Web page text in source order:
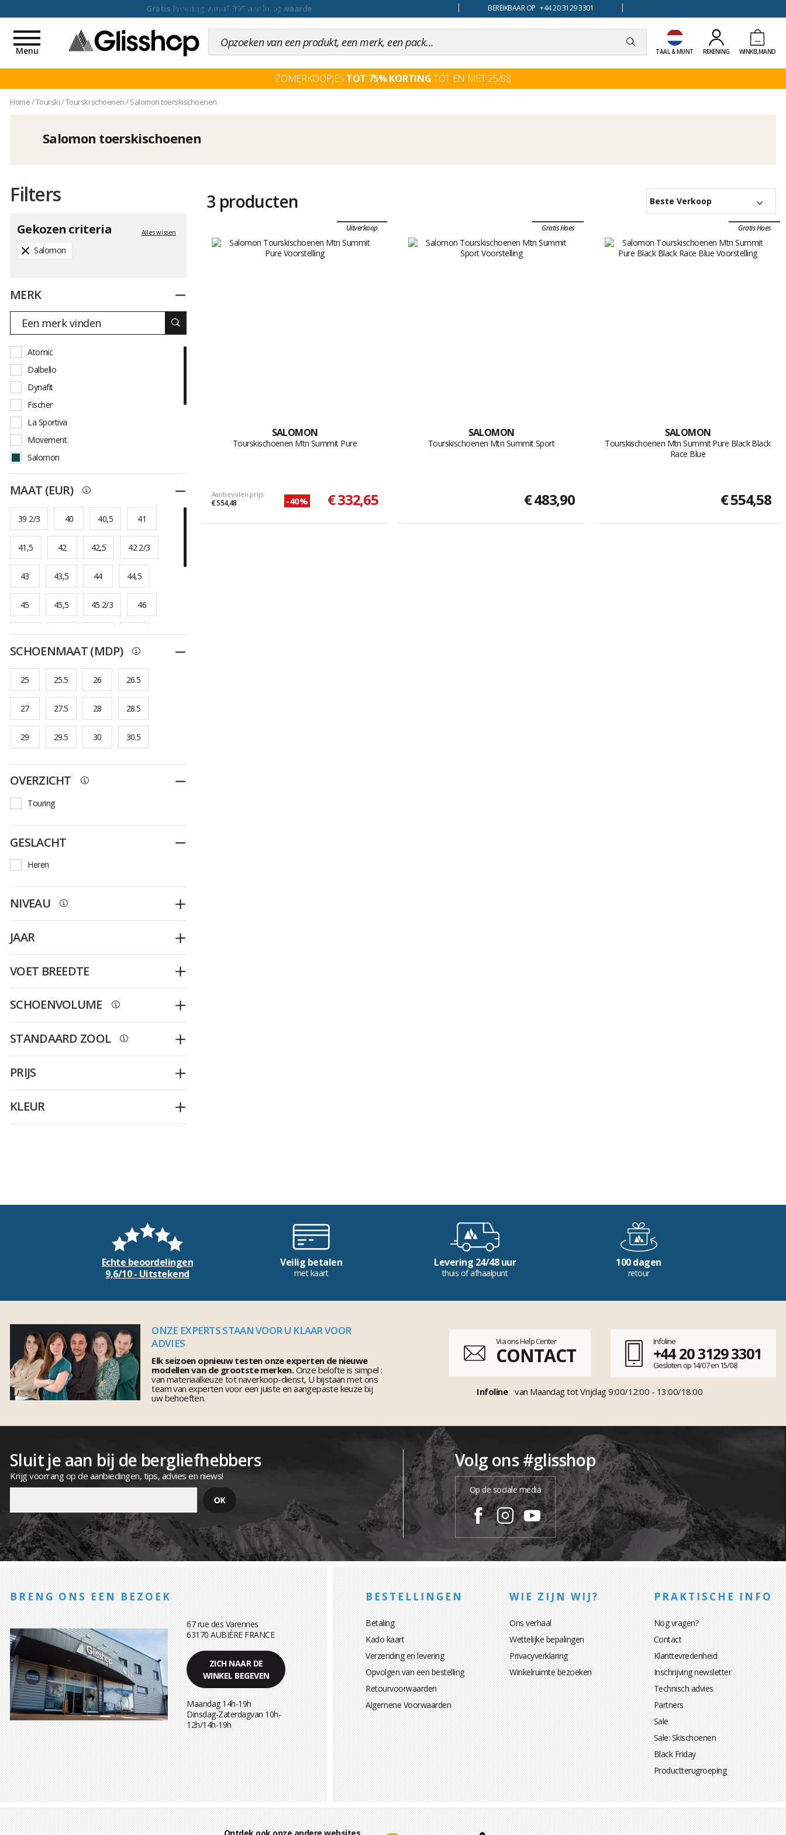
voor een 100 dagen inruiling BEREIKBAAR OP +44 20 3129 3301
TAAL & MUNT REKENING WINKELMAND
Toggle
navigation
Menu
ZOMERKOOPJES TOT 75% KORTINGTOT EN MET 25/08
Home/Tourski/Tourski schoenen/Salomon toerskischoenen
Salomon toerskischoenen
Filters
Gekozen criteria Alles wissen
Salomon
MERK Dichtplooien
Atomic
Dalbello
Dynafit
Fischer
La Sportiva
Movement
Salomon
Scarpa
Scott
Tecnica
MAAT (EUR) Dichtplooien
39 2/3 40 40,5 41
41,5 42 42,5 42 2/3
43 43,5 44 44,5
45 45,5 45 2/3 46
46,5 47 47,5 48
SCHOENMAAT (MDP) Dichtplooien
25 25.5 26 26.5
27 27.5 28 28.5
29 29.5 30 30.5
OVERZICHT Dichtplooien
Touring
GESLACHT Dichtplooien
Heren
NIVEAU Openplooien
JAAR Openplooien
VOET BREEDTE Openplooien
SCHOENVOLUME Openplooien
STANDAARD ZOOL Openplooien
PRIJS Openplooien
KLEUR Openplooien
3 producten Beste Verkoop
Uitverkoop
SALOMON
Tourskischoenen Mtn Summit Pure
Aanbevolen prijs
€ 554,48 -40% € 332,65
Gratis Hoes
SALOMON
Tourskischoenen Mtn Summit Sport
€ 483,90
Gratis Hoes
SALOMON
Tourskischoenen Mtn Summit Pure Black Black
Race Blue
€ 554,58
Echte beoordelingen
9,6/10 - Uitstekend
Veilig betalen
met kaart
Levering 24/48 uur
thuis of afhaalpunt
100 dagen
retour
ONZE EXPERTS STAAN VOOR U KLAAR VOOR
ADVIES
Elk seizoen opnieuw testen onze experten de nieuwe
modellen van de grootste merken.Onze belofte is simpel :
van materiaalkeuze tot naverkoop-dienst, U bijstaan met ons
team van experten voor een juiste en aangepaste keuze bij
uw behoeften.
Via ons Help Center
CONTACT
Infoline
+44 20 3129 3301
Gesloten op 14/07 en 15/08
Infoline van Maandag tot Vrijdag 9:00/12:00 - 13:00/18:00
Sluit je aan bij de bergliefhebbers
Krijg voorrang op de aanbiedingen, tips, advies en niews!
Volg ons #glisshop
Op de sociale media
BRENG ONS EEN BEZOEK
67 rue des Varennes
63170 AUBIÈRE FRANCE
ZICH NAAR DE
WINKEL BEGEVEN
Maandag 14h-19h
Dinsdag-Zaterdagvan 10h-
12h/14h-19h
BESTELLINGEN
Betaling
Kado kaart
Verzending en levering
Opvolgen van een bestelling
Retourvoorwaarden
Algemene Voorwaarden
WIE ZIJN WIJ?
Ons verhaal
Wettelijke bepalingen
Privacyverklaring
Winkelruimte bezoeken
PRAKTISCHE INFO
Nog vragen?
Contact
Klanttevredenheid
Inschrijving newsletter
Technisch advies
Partners
Sale
Sale: Skischoenen
Black Friday
Productterugroeping
Ontdek ook onze andere websites